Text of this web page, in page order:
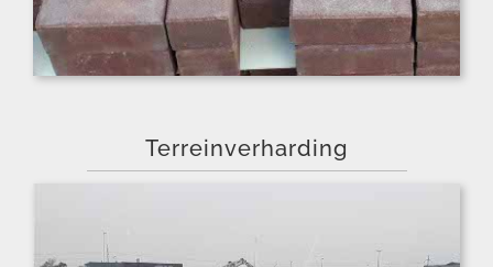
Terreinverharding